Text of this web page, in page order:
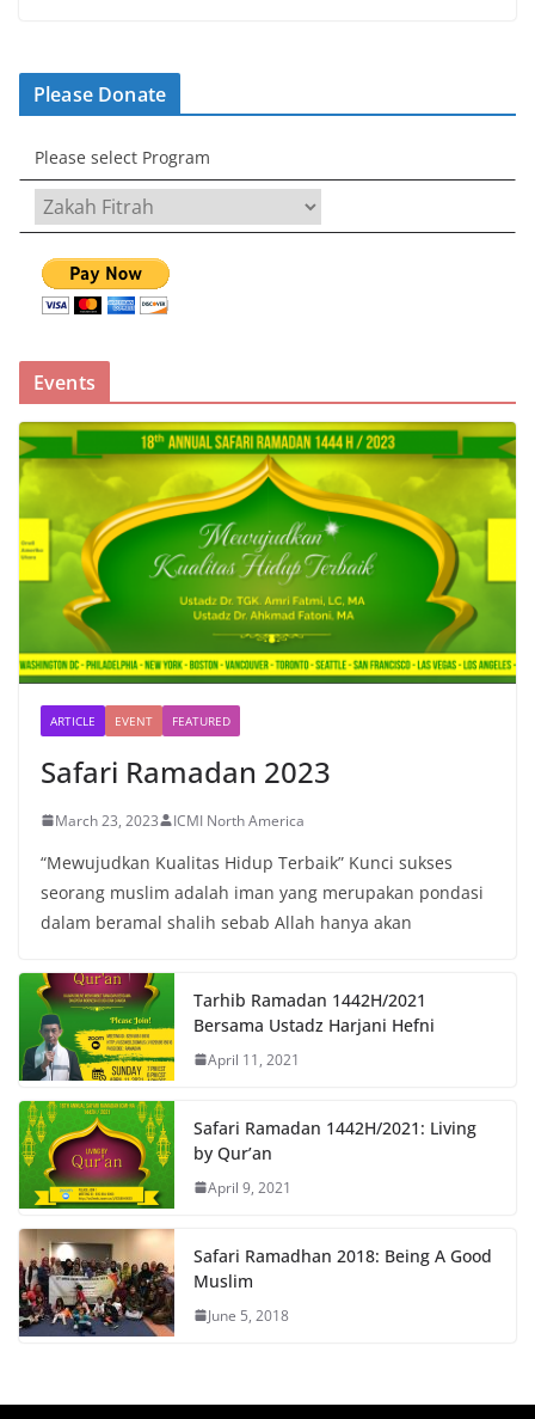
Please Donate
Please select Program
Events
ARTICLE EVENT FEATURED
Safari Ramadan 2023
March 23, 2023 ICMI North America
“Mewujudkan Kualitas Hidup Terbaik” Kunci sukses
seorang muslim adalah iman yang merupakan pondasi
dalam beramal shalih sebab Allah hanya akan
Tarhib Ramadan 1442H/2021
Bersama Ustadz Harjani Hefni
April 11, 2021
Safari Ramadan 1442H/2021: Living
by Qur’an
April 9, 2021
Safari Ramadhan 2018: Being A Good
Muslim
June 5, 2018